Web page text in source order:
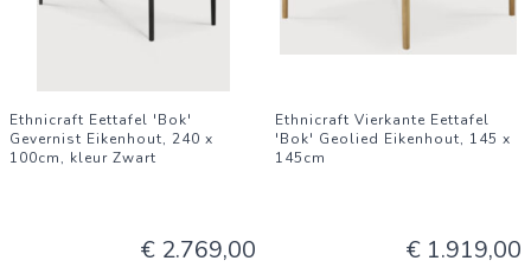
Ethnicraft Eettafel 'Bok'
Gevernist Eikenhout, 240 x
100cm, kleur Zwart
€ 2.769,00
Ethnicraft Vierkante Eettafel
'Bok' Geolied Eikenhout, 145 x
145cm
€ 1.919,00